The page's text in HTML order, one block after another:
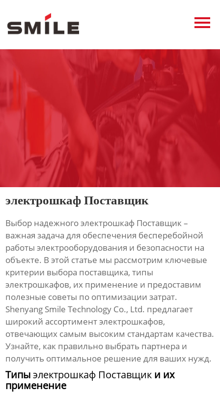
Продукция
О нас
Контакты
электрошкаф Поставщик
Выбор надежногоэлектрошкаф Поставщик–
важная задача для обеспечения бесперебойной
работы электрооборудования и безопасности на
объекте. В этой статье мы рассмотрим ключевые
критерии выбора поставщика, типы
электрошкафов, их применение и предоставим
полезные советы по оптимизации затрат.
Shenyang Smile Technology Co., Ltd. предлагает
широкий ассортимент электрошкафов,
отвечающих самым высоким стандартам качества.
Узнайте, как правильно выбрать партнера и
получить оптимальное решение для ваших нужд.
Типыэлектрошкаф Поставщик и их
применение